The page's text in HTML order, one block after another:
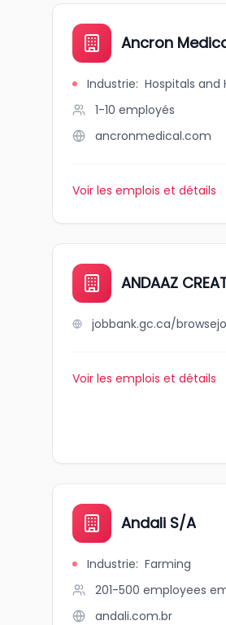
Ancron
Industrie: Hospitals and
1-10 employés
ancronmedical.com
Voir les emplois et détails
ANDAAZ
Voir les emplois et détails
Andali S/A
Industrie: Farming
201-500 employees
andali.com.br